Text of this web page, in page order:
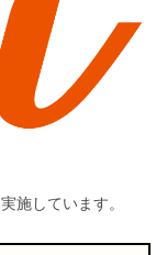
施しています。